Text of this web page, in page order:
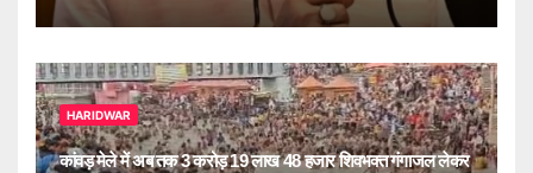
HARIDWAR
कांवड़ मेले में अब तक 3 करोड़ 19 लाख 48 हजार शिवभक्त गंगाजल लेकर